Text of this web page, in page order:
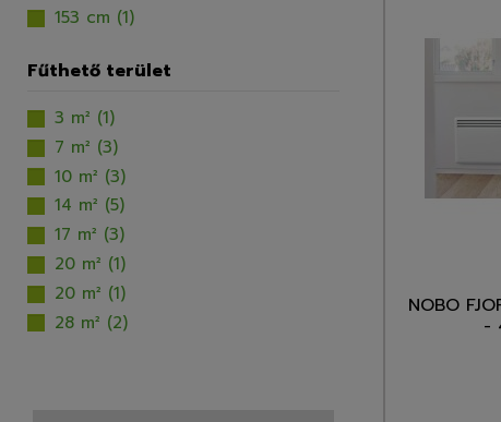
NOBO
-
153 cm (1)
Fűthető terület
3 m² (1)
7 m² (3)
10 m² (3)
14 m² (5)
17 m² (3)
20 m² (1)
20 m² (1)
28 m² (2)